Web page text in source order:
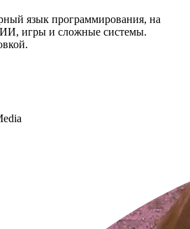
язык программирования, на
ИИ, игры и сложные системы.